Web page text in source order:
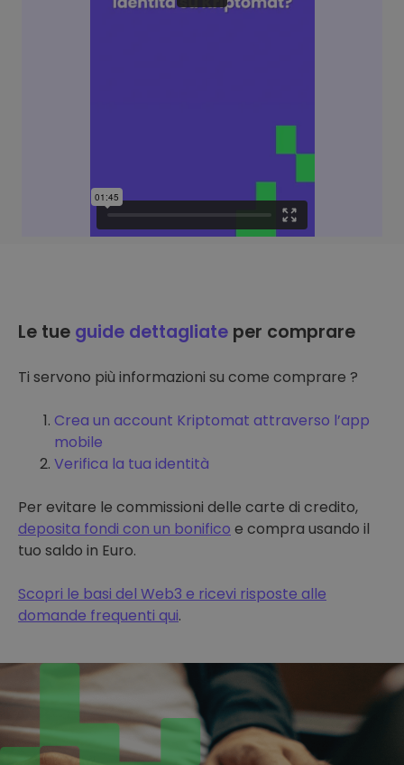
Le tue guide dettagliate per comprare
Ti servono più informazioni su come comprare ?
Crea un account Kriptomat attraverso l’app
mobile
Verifica la tua identità
Per evitare le commissioni delle carte di credito,
deposita fondi con un bonifico e compra usando il
tuo saldo in Euro.
Scopri le basi del Web3 e ricevi risposte alle
domande frequenti qui.